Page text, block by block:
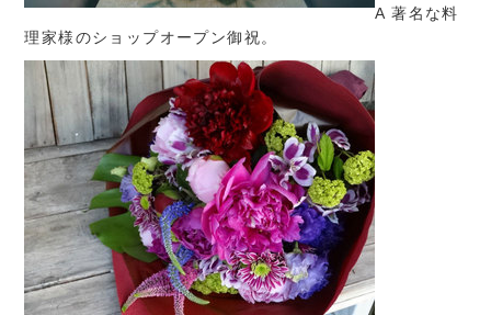
A 著名な料
理家様のショップオープン御祝。